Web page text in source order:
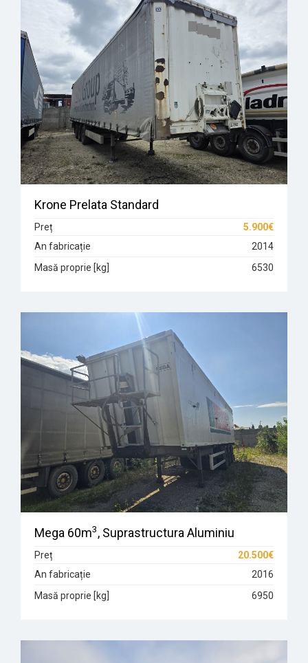
Krone Prelata Standard
Preț
5.900€
An fabricație
2014
Masă proprie [kg]
6530
Mega 60m3, Suprastructura Aluminiu
Preț
20.500€
An fabricație
2016
Masă proprie [kg]
6950